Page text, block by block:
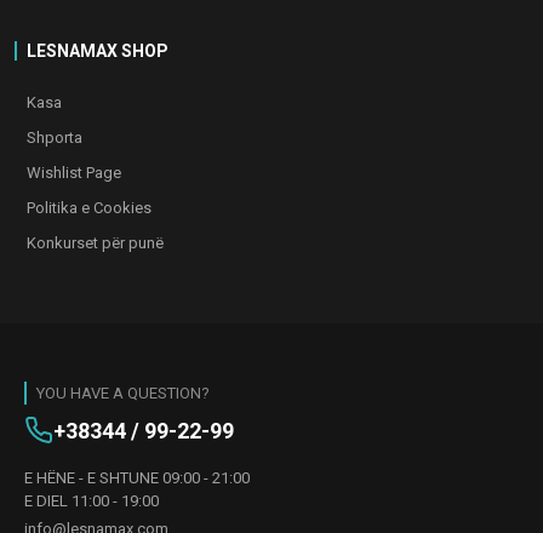
LESNAMAX SHOP
Kasa
Shporta
Wishlist Page
Politika e Cookies
Konkurset për punë
YOU HAVE A QUESTION?
+38344 / 99-22-99
E HËNE - E SHTUNE 09:00 - 21:00
E DIEL 11:00 - 19:00
info@lesnamax.com